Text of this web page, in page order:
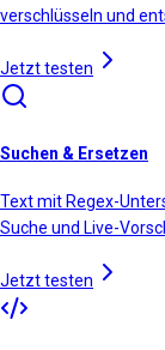
verschlüsseln und
Jetzt testen
Suchen & Ersetzen
Text mit Regex-
Suche und Live-
Jetzt testen